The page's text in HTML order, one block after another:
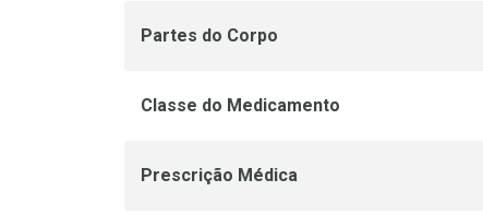
Partes do Corpo
Classe do Medicamento
Prescrição Médica